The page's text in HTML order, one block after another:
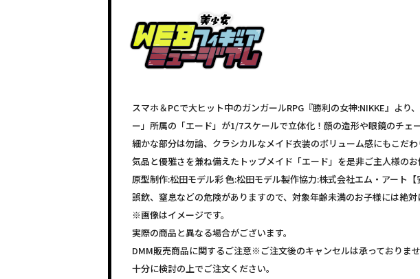
スマホ＆PCで大ヒット中のガンガールRPG『勝利の女神:NIKKE』より
ー」所属の「エード」が1/7スケールで立体化！顔の造形や眼鏡のチェ
細かな部分は勿論、クラシカルなメイド衣装のボリューム感にもこだわ
気品と優雅さを兼ね備えたトップメイド「エード」を是非ご主人様のお
原型制作:松田モデル彩 色:松田モデル製作協力:株式会社エム・アート【
誤飲、窒息などの危険がありますので、対象年齢未満のお子様には絶対
※画像はイメージです。
実際の商品と異なる場合がございます。
DMM販売商品に関するご注意※ご注文後のキャンセルは承っておりませ
十分に検討の上でご注文ください。